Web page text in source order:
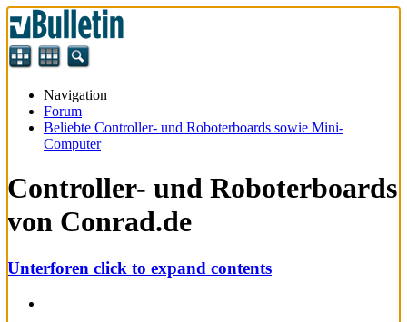
Navigation
Forum
Beliebte Controller- und Roboterboards sowie Mini-
Computer
Controller- und Roboterboards
von Conrad.de
Unterforen click to expand contents